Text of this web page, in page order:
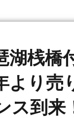
湖桟橋
より売
到来